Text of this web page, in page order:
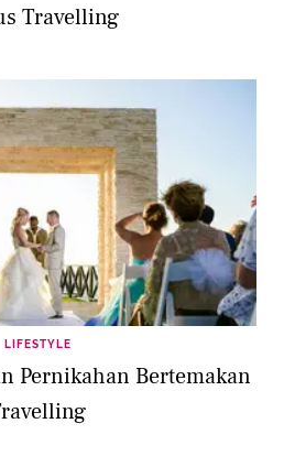
Travelling
LIFESTYLE
Pernikahan Bertemakan